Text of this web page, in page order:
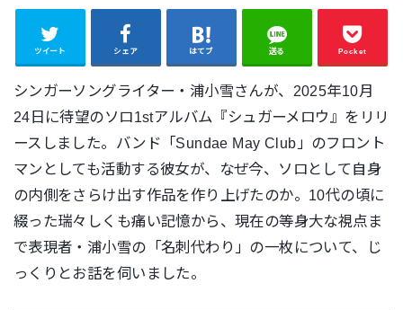
ツイート シェア はてブ 送る Pocket
シンガーソングライター・浦小雪さんが、2025年10月
24日に待望のソロ1stアルバム『シュガーメロウ』をリリ
ースしました。 バンド「Sundae May Club」のフロント
マンとしても活動する彼女が、なぜ今、ソロとして自身
の内側をさらけ出す作品を作り上げたのか。10代の頃に
綴った瑞々しくも痛い記憶から、現在の等身大な視点ま
で表現者・浦小雪の「名刺代わり」の一枚について、じ
っくりとお話を伺いました。